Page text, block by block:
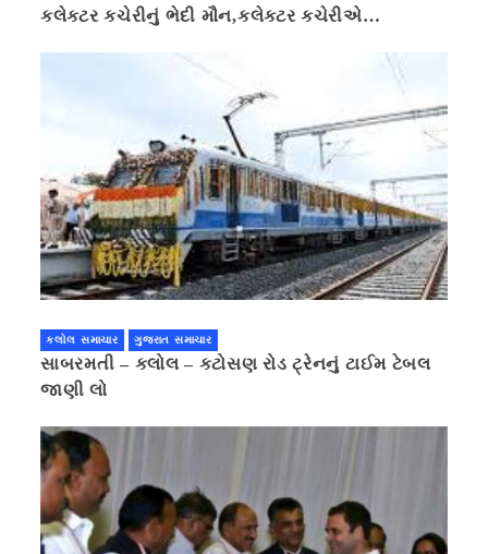
કલેક્ટર કચેરીનું ભેદી મૌન,કલેક્ટર કચેરીએ
કલોલ સમાચાર ગુજરાત સમાચાર
સાબરમતી – કલોલ – કટોસણ રોડ ટ્રેનનું ટાઈમ ટેબલ
જાણી લો